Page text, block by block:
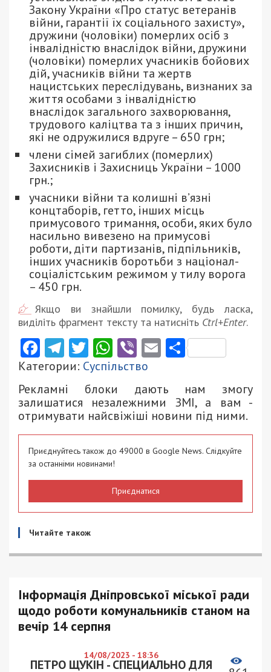
Закону України «Про статус ветеранів
війни, гарантії їх соціального захисту»,
дружини (чоловіки) померлих осіб з
інвалідністю внаслідок війни, дружини
(чоловіки) померлих учасників бойових
дій, учасників війни та жертв
нацистських переслідувань, визнаних за
життя особами з інвалідністю
внаслідок загального захворювання,
трудового каліцтва та з інших причин,
які не одружилися вдруге – 650 грн;
члени сімей загиблих (померлих)
Захисників і Захисниць України – 1000
грн.;
учасники війни та колишні в’язні
концтаборів, гетто, інших місць
примусового тримання, особи, яких було
насильно вивезено на примусові
роботи, діти партизанів, підпільників,
інших учасників боротьби з націонал-
соціалістським режимом у тилу ворога
– 450 грн.
Якщо ви знайшли помилку, будь ласка,
виділіть фрагмент тексту та натисніть Ctrl+Enter.
Facebook
Telegram
Twitter
WhatsApp
ViberEmail
Категории: Суспільство
Рекламні блоки дають нам змогу
залишатися незалежними ЗМІ, а вам -
отримувати найсвіжіші новини під ними.
Приєднуйтесь також до 49000 в Google News. Слідкуйте
за останніми новинами!
Приєднатися
Читайте також
Інформація Дніпровської міської ради
щодо роботи комунальників станом на
вечір 14 серпня
14/08/2023 - 18:36
ПЕТРО ЩУКІН - СПЕЦИАЛЬНО ДЛЯ